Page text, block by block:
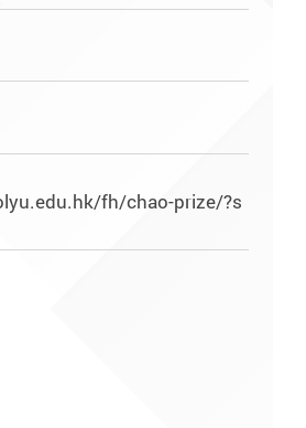
fh/chao-prize/?s